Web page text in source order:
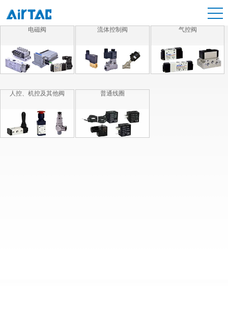
电磁阀 流体控制阀 气控阀
人控、机控及其他阀 普通线圈